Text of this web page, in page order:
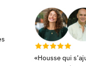
«Housse qui